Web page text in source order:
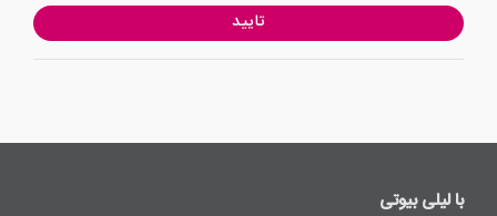
تایید
با لیلی ‌بیوتی